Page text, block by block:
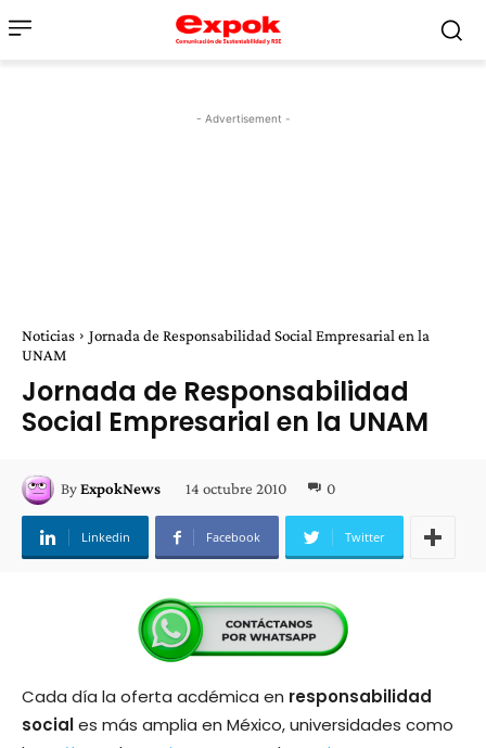
- Advertisement -
Noticias
Jornada de Responsabilidad Social Empresarial en la
UNAM
Jornada de Responsabilidad
Social Empresarial en la UNAM
ByExpokNews 14 octubre 2010 0
Linkedin Facebook Twitter
Cada día la oferta acdémica en responsabilidad
sociales más amplia en México, universidades como